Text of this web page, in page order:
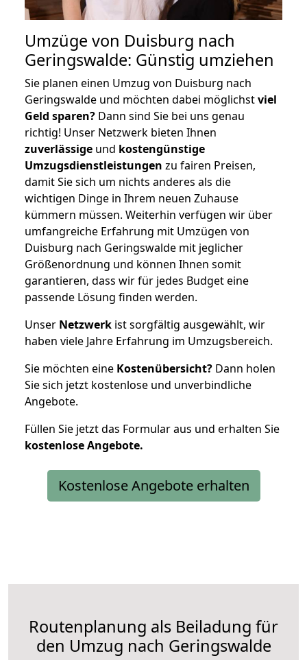
Umzüge von Duisburg nach
Geringswalde: Günstig umziehen
Sie planen einen Umzug von Duisburg nach
Geringswalde und möchten dabei möglichstviel
Geld sparen? Dann sind Sie bei uns genau
richtig! Unser Netzwerk bieten Ihnen
zuverlässige und kostengünstige
Umzugsdienstleistungen zu fairen Preisen,
damit Sie sich um nichts anderes als die
wichtigen Dinge in Ihrem neuen Zuhause
kümmern müssen. Weiterhin verfügen wir über
umfangreiche Erfahrung mit Umzügen von
Duisburg nach Geringswalde mit jeglicher
Größenordnung und können Ihnen somit
garantieren, dass wir für jedes Budget eine
passende Lösung finden werden.
Unser Netzwerk ist sorgfältig ausgewählt, wir
haben viele Jahre Erfahrung im Umzugsbereich.
Sie möchten eine Kostenübersicht? Dann holen
Sie sich jetzt kostenlose und unverbindliche
Angebote.
Füllen Sie jetzt das Formular aus und erhalten Sie
kostenloseAngebote.
Kostenlose Angebote erhalten
Routenplanung als Beiladung für
den Umzug nach Geringswalde